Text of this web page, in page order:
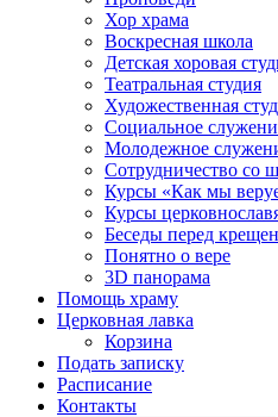
Хор храма
Воскресная школа
Детская хоровая
Театральная студия
Х​удожественная
Социальное
Молодежное
Сотрудничество со
Курсы «Как мы
Курсы
Беседы перед
Понятно о вере
3D панорама
Помощь храму
Церковная лавка
Корзина
Подать записку
Расписание
Контакты